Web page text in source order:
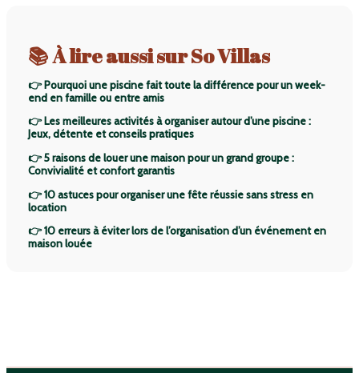
📚 À lire aussi sur So Villas
👉 Pourquoi une piscine fait toute la différence pour un week-
end en famille ou entre amis
👉 Les meilleures activités à organiser autour d’une piscine :
Jeux, détente et conseils pratiques
👉 5 raisons de louer une maison pour un grand groupe :
Convivialité et confort garantis
👉 10 astuces pour organiser une fête réussie sans stress en
location
👉 10 erreurs à éviter lors de l’organisation d’un événement en
maison louée